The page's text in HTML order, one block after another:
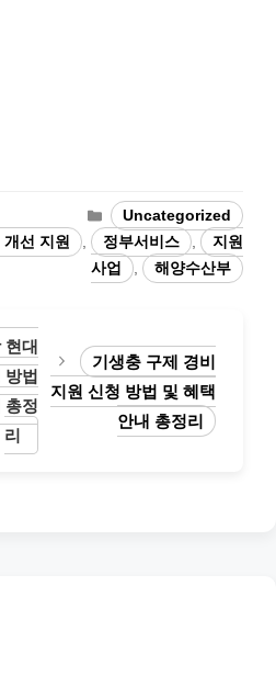
Categories
Uncategorized
개선 지원 , 정부서비스 ,
지원
사업
, 해양수산부
현대
방법
총정
리
기생충 구제 경비
지원 신청 방법 및 혜택
안내 총정리